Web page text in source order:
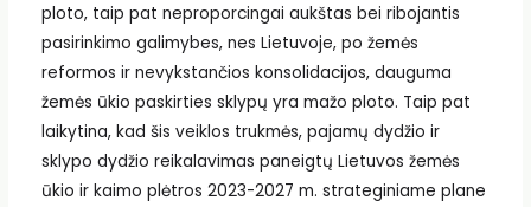
ploto, taip pat neproporcingai aukštas bei ribojantis
pasirinkimo galimybes, nes Lietuvoje, po žemės
reformos ir nevykstančios konsolidacijos, dauguma
žemės ūkio paskirties sklypų yra mažo ploto. Taip pat
laikytina, kad šis veiklos trukmės, pajamų dydžio ir
sklypo dydžio reikalavimas paneigtų Lietuvos žemės
ūkio ir kaimo plėtros 2023-2027 m. strateginiame plane